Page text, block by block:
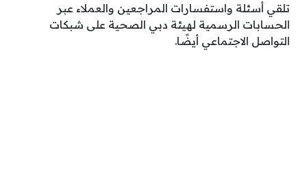
تلقي أسئلة واستفسارات المراجعين والعملاء عبر
الحسابات الرسمية لهيئة دبي الصحية على شبكات
التواصل الاجتماعي أيضًا.